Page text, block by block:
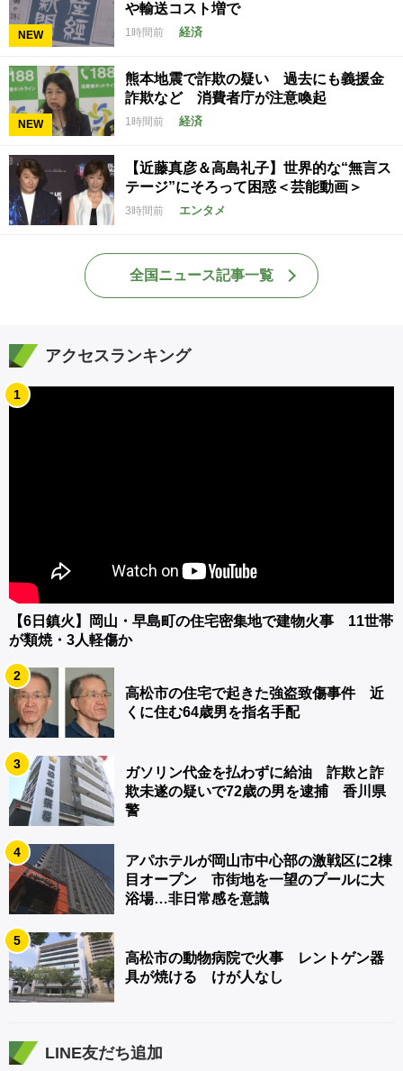
NEW
や輸送コスト増で
1時間前 経済
NEW
熊本地震で詐欺の疑い 過去にも義援金
詐欺など 消費者庁が注意喚起
1時間前 経済
【近藤真彦＆高島礼子】世界的な“無言ス
テージ”にそろって困惑＜芸能動画＞
3時間前 エンタメ
全国ニュース記事一覧
アクセスランキング
1
【6日鎮火】岡山・早島町の住宅密集地で建物火事 11世帯
が類焼・3人軽傷か
2
高松市の住宅で起きた強盗致傷事件 近
くに住む64歳男を指名手配
3
ガソリン代金を払わずに給油 詐欺と詐
欺未遂の疑いで72歳の男を逮捕 香川県
警
4
アパホテルが岡山市中心部の激戦区に2棟
目オープン 市街地を一望のプールに大
浴場…非日常感を意識
5
高松市の動物病院で火事 レントゲン器
具が焼ける けが人なし
LINE友だち追加